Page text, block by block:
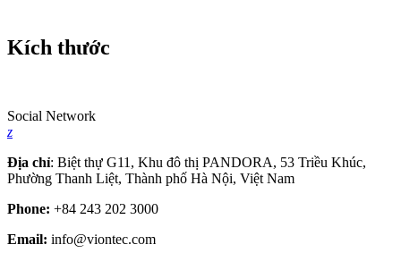
Kích thước
Social Network
z
Địa chỉ: Biệt thự G11, Khu đô thị PANDORA, 53 Triều Khúc,
Phường Thanh Liệt, Thành phố Hà Nội, Việt Nam
Phone: +84 243 202 3000
Email: info@viontec.com